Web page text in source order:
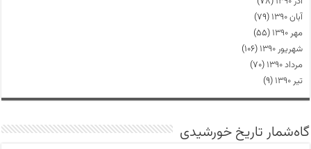
آبان ۱۳۹۰
(۷۹)
مهر ۱۳۹۰
(۵۵)
شهریور ۱۳۹۰
(۱۰۶)
مرداد ۱۳۹۰
(۷۰)
تیر ۱۳۹۰
(۹)
گاه‌شمار تاریخ خورشیدی